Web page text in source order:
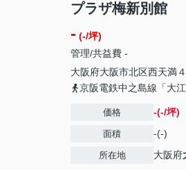
プラザ梅新別館
- (-/坪)
管理/共益費 -
大阪府大阪市北区西天満
京阪電鉄中之島線「大
価格 -(-/坪)
面積 -(-)
所在地 大阪府